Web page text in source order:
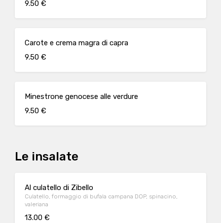
9.50 €
Carote e crema magra di capra
9.50 €
Minestrone genocese alle verdure
9.50 €
Le insalate
Al culatello di Zibello
Culatello, formaggio di bufala campana DOP, spinacino,
valeriana
13.00 €